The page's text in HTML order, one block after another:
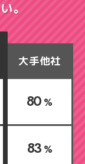
大手他社
80 %
83 %